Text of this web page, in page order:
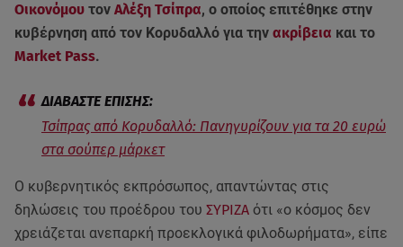
Οικονόμου τον Αλέξη Τσίπρα, ο οποίος επιτέθηκε στην
κυβέρνηση από τον Κορυδαλλό για την ακρίβεια και το
Market Pass.
Τσίπρας από Κορυδαλλό: Πανηγυρίζουν για τα 20 ευρώ
στα σούπερ μάρκετ
Ο κυβερνητικός εκπρόσωπος, απαντώντας στις
δηλώσεις του προέδρου του ΣΥΡΙΖΑ ότι «ο κόσμος δεν
χρειάζεται ανεπαρκή προεκλογικά φιλοδωρήματα», είπε